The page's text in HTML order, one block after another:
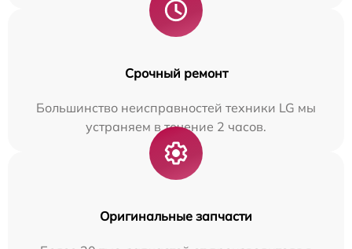
Срочный ремонт
Большинство неисправностей техники LG мы
устраняем в течение 2 часов.
Оригинальные запчасти